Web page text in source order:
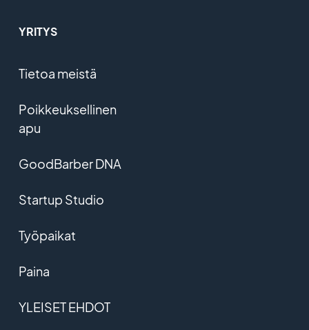
YRITYS
Tietoa meistä
Poikkeuksellinen
apu
GoodBarber DNA
Startup Studio
Työpaikat
Paina
YLEISET EHDOT